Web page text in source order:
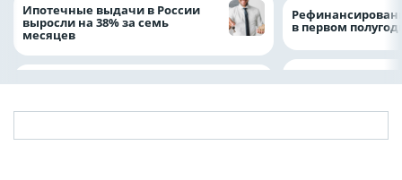
Ипотечные выдачи в России
выросли на 38% за семь
месяцев в первом